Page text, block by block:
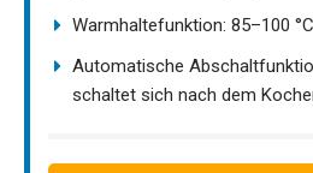
Warmhaltefunktion: 85–100
Automatische
schaltet sich nach dem